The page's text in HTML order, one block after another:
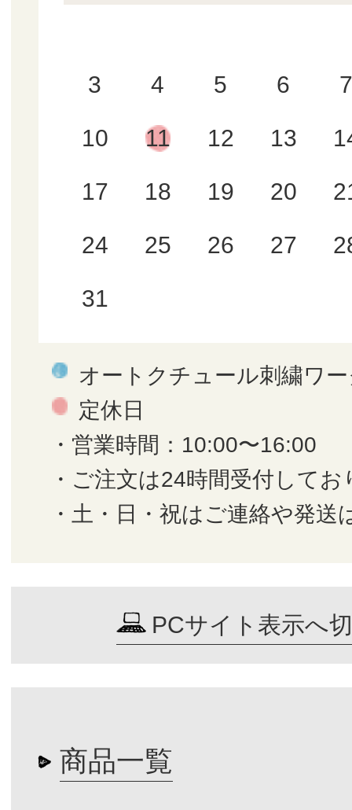
3 4 5 6 7
10 11 12 13
17 18 19 20
24 25 26 27
31
オートクチュール刺繍ワ
定休日
・営業時間：10:00〜16:00
・ご注文は24時間受付してお
・土・日・祝はご連絡や発送
PCサイト表示へ
商品一覧